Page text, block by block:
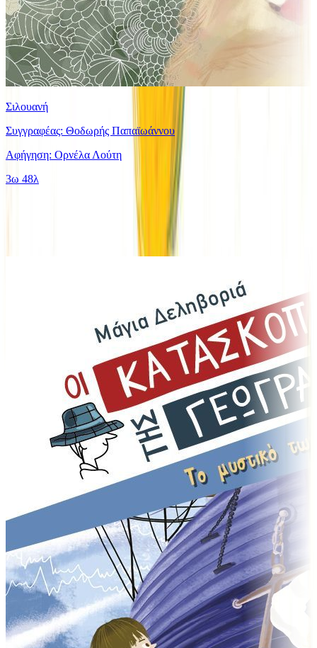
Σιλουανή
Συγγραφέας: Θοδωρής Παπαϊωάννου
Αφήγηση: Ορνέλα Λούτη
3ω 48λ